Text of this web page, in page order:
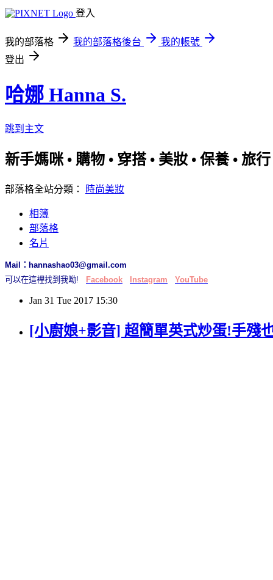
登入
我的部落格 我的部落格後台
我的帳號
登出
哈娜 Hanna S.
跳到主文
新手媽咪 • 購物 • 穿搭 • 美妝 • 保養 • 旅
部落格全站分類： 時尚美妝
相簿
部落格
名片
Mail：hannashao03@gmail.com
可以在這裡找到我呦!
Facebook Instagram YouTube
Jan 31 Tue 2017 15:30
[小廚娘+影音] 超簡單英式炒蛋!手殘